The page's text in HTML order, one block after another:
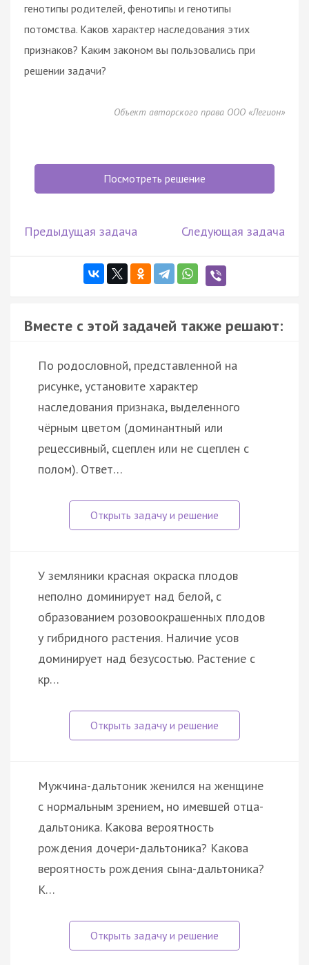
генотипы родителей, фенотипы и генотипы
потомства. Каков характер наследования этих
признаков? Каким законом вы пользовались при
решении задачи?
Объект авторского права ООО «Легион»
Посмотреть решение
Предыдущая задача Следующая задача
Вместе с этой задачей также решают:
По родословной, представленной на
рисунке, установите характер
наследования признака, выделенного
чёрным цветом (доминантный или
рецессивный, сцеплен или не сцеплен с
полом). Ответ…
У земляники красная окраска плодов
неполно доминирует над белой, с
образованием розовоокрашенных плодов
у гибридного растения. Наличие усов
доминирует над безусостью. Растение с
кр…
Мужчина-дальтоник женился на женщине
с нормальным зрением, но имевшей отца-
дальтоника. Какова вероятность
рождения дочери-дальтоника? Какова
вероятность рождения сына-дальтоника?
К…